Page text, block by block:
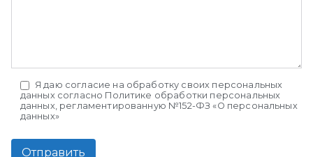
Я даю согласие на обработку своих персональных
данных согласно Политике обработки персональных
данных , регламентированную №152-ФЗ «О персональных
данных»